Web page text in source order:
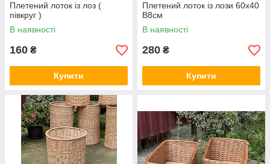
Плетений лоток із лоз (
півкруг )
В наявності
160 ₴
Купити
Плетений лоток із лози 60х40
В8см
В наявності
280 ₴
Купити